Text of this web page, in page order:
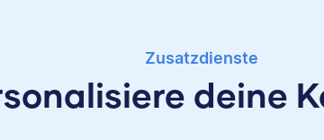
Zusatzdienste
deine